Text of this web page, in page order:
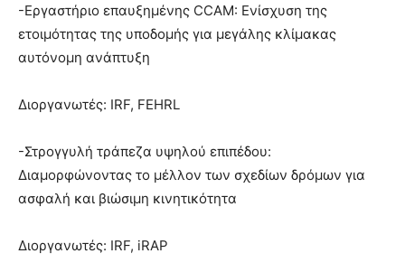
-Εργαστήριο επαυξημένης CCAM: Ενίσχυση της
ετοιμότητας της υποδομής για μεγάλης κλίμακας
αυτόνομη ανάπτυξη
Διοργανωτές: IRF, FEHRL
-Στρογγυλή τράπεζα υψηλού επιπέδου:
Διαμορφώνοντας το μέλλον των σχεδίων δρόμων για
ασφαλή και βιώσιμη κινητικότητα
Διοργανωτές: IRF, iRAP